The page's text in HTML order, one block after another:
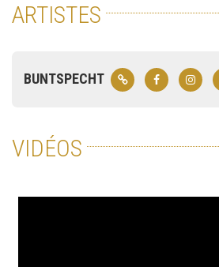
ARTISTES
BUNTSPECHT
VIDÉOS